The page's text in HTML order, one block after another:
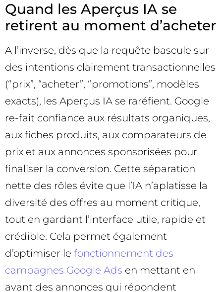
Quand les Aperçus IA se
retirent au moment d’acheter
A l’inverse, dès que la requête bascule sur
des intentions clairement transactionnelles
(“prix”, “acheter”, “promotions”, modèles
exacts), les Aperçus IA se raréfient. Google
re-fait confiance aux résultats organiques,
aux fiches produits, aux comparateurs de
prix et aux annonces sponsorisées pour
finaliser la conversion. Cette séparation
nette des rôles évite que l’IA n’aplatisse la
diversité des offres au moment critique,
tout en gardant l’interface utile, rapide et
crédible. Cela permet également
d’optimiser le fonctionnement des
campagnes Google Ads en mettant en
avant des annonces qui répondent